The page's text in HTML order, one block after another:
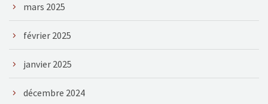
mars 2025
février 2025
janvier 2025
décembre 2024